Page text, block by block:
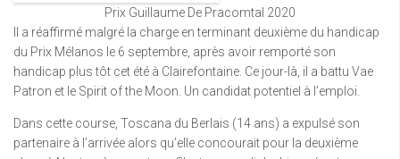
Prix Guillaume De Pracomtal 2020
Il a réaffirmé malgré la charge en terminant deuxième du handicap
du Prix Mélanos le 6 septembre, après avoir remporté son
handicap plus tôt cet été à Clairefontaine. Ce jour-là, il a battu Vae
Patron et le Spirit of the Moon. Un candidat potentiel à l’emploi.
Dans cette course, Toscana du Berlais (14 ans) a expulsé son
partenaire à l’arrivée alors qu’elle concourait pour la deuxième